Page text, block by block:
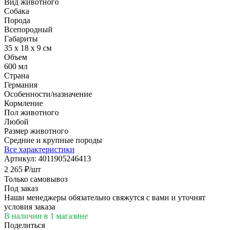
Собака
Порода
Всепородный
Габариты
35 х 18 х 9 см
Объем
600 мл
Страна
Германия
Особенности/назначение
Кормление
Пол животного
Любой
Размер животного
Средние и крупные породы
Все характеристики
Артикул: 4011905246413
2 265 ₽/шт
Только самовывоз
Под заказ
Наши менеджеры обязательно свяжутся с вами и уточнят
условия заказа
В наличии в 1 магазине
Поделиться